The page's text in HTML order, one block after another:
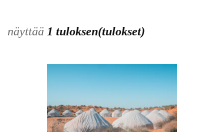
näyttää 1 tuloksen(tulokset)